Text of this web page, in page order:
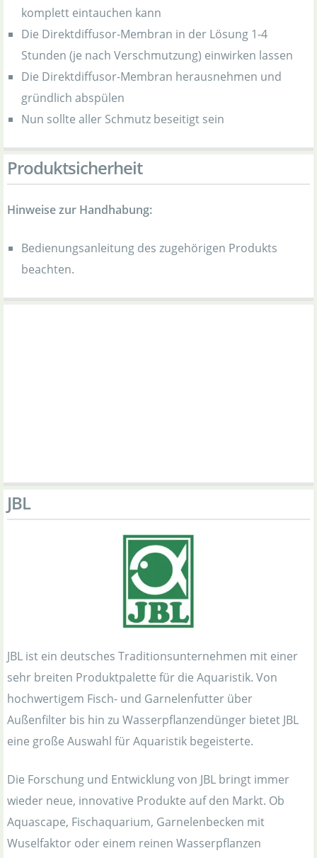
komplett eintauchen kann
Die Direktdiffusor-Membran in der Lösung 1-4
Stunden (je nach Verschmutzung) einwirken lassen
Die Direktdiffusor-Membran herausnehmen und
gründlich abspülen
Nun sollte aller Schmutz beseitigt sein
Produktsicherheit
Hinweise zur Handhabung:
Bedienungsanleitung des zugehörigen Produkts
beachten.
JBL
JBL ist ein deutsches Traditionsunternehmen mit einer
sehr breiten Produktpalette für die Aquaristik. Von
hochwertigem Fisch- und Garnelenfutter über
Außenfilter bis hin zu Wasserpflanzendünger bietet JBL
eine große Auswahl für Aquaristik begeisterte.
Die Forschung und Entwicklung von JBL bringt immer
wieder neue, innovative Produkte auf den Markt. Ob
Aquascape, Fischaquarium, Garnelenbecken mit
Wuselfaktor oder einem reinen Wasserpflanzen